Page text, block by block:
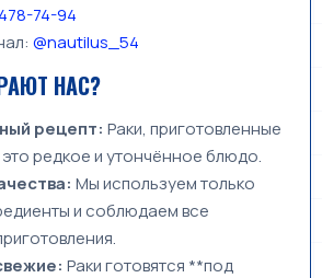
74-94
@nautilus_54
НАС?
рецепт: Раки, приготовленные
это редкое и утончённое блюдо.
Мы используем только
и соблюдаем все
Раки готовятся **под